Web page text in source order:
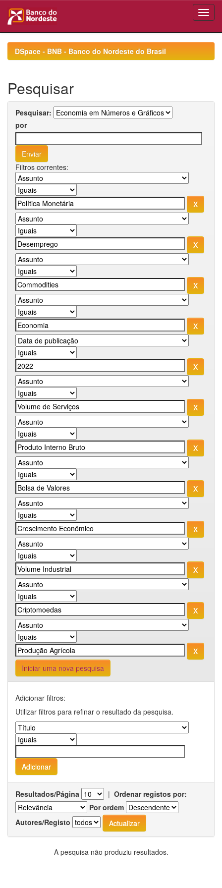
navigationDSpace - BNB - Banco do Nordeste do Brasil
Pesquisar
Pesquisar:
por
Filtros correntes:
Iniciar uma nova pesquisa
Adicionar filtros:
Utilizar filtros para refinar o resultado da pesquisa.
Resultados/Página | Ordenar registos por:
Por ordem
Autores/Registo
A pesquisa não produziu resultados.